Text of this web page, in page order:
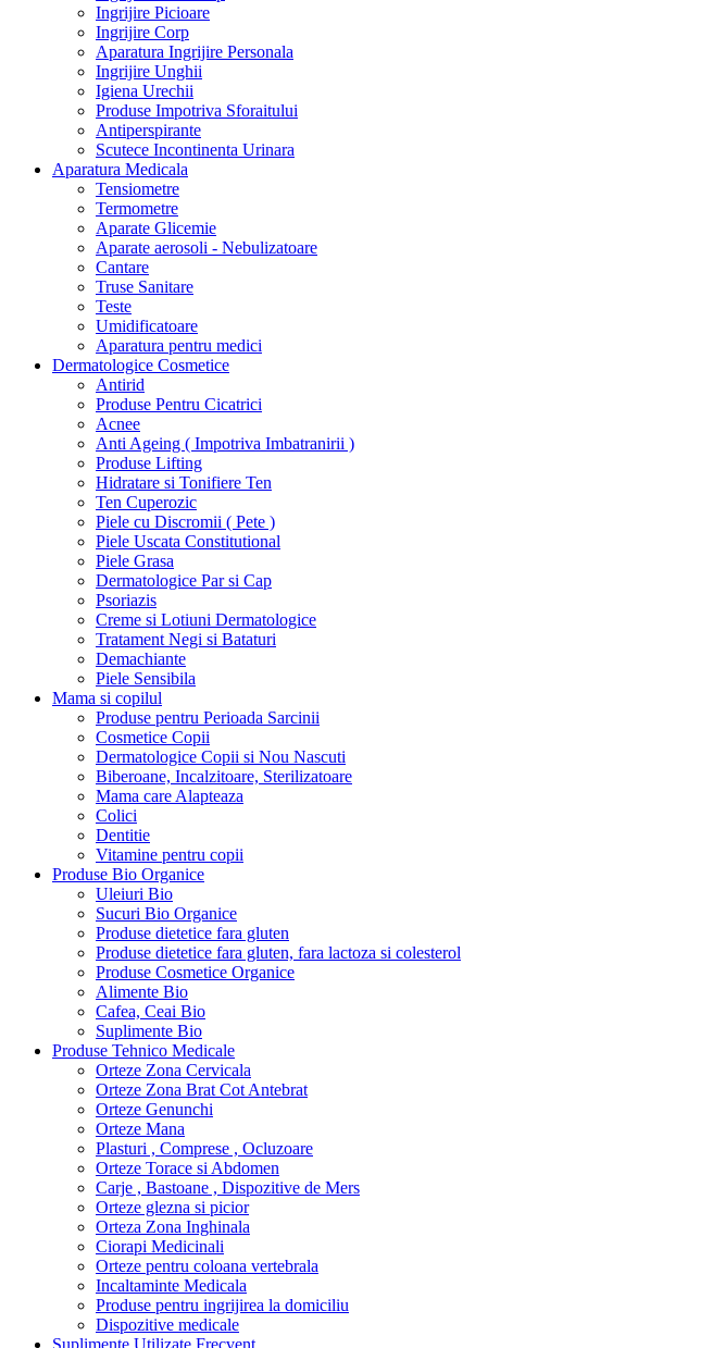
Ingrijire Picioare
Ingrijire Corp
Aparatura Ingrijire Personala
Ingrijire Unghii
Igiena Urechii
Produse Impotriva Sforaitului
Antiperspirante
Scutece Incontinenta Urinara
Aparatura Medicala
Tensiometre
Termometre
Aparate Glicemie
Aparate aerosoli - Nebulizatoare
Cantare
Truse Sanitare
Teste
Umidificatoare
Aparatura pentru medici
Dermatologice Cosmetice
Antirid
Produse Pentru Cicatrici
Acnee
Anti Ageing ( Impotriva Imbatranirii )
Produse Lifting
Hidratare si Tonifiere Ten
Ten Cuperozic
Piele cu Discromii ( Pete )
Piele Uscata Constitutional
Piele Grasa
Dermatologice Par si Cap
Psoriazis
Creme si Lotiuni Dermatologice
Tratament Negi si Bataturi
Demachiante
Piele Sensibila
Mama si copilul
Produse pentru Perioada Sarcinii
Cosmetice Copii
Dermatologice Copii si Nou Nascuti
Biberoane, Incalzitoare, Sterilizatoare
Mama care Alapteaza
Colici
Dentitie
Vitamine pentru copii
Produse Bio Organice
Uleiuri Bio
Sucuri Bio Organice
Produse dietetice fara gluten
Produse dietetice fara gluten, fara lactoza si colesterol
Produse Cosmetice Organice
Alimente Bio
Cafea, Ceai Bio
Suplimente Bio
Produse Tehnico Medicale
Orteze Zona Cervicala
Orteze Zona Brat Cot Antebrat
Orteze Genunchi
Orteze Mana
Plasturi , Comprese , Ocluzoare
Orteze Torace si Abdomen
Carje , Bastoane , Dispozitive de Mers
Orteze glezna si picior
Orteza Zona Inghinala
Ciorapi Medicinali
Orteze pentru coloana vertebrala
Incaltaminte Medicala
Produse pentru ingrijirea la domiciliu
Dispozitive medicale
Suplimente Utilizate Frecvent